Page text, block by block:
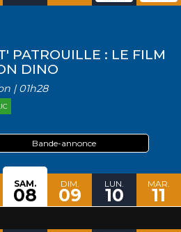
PATROUILLE : LE FILM
DINO
| 01h28
Bande-annonce
SAM.
08
DIM.
09
LUN.
10
MAR.
11